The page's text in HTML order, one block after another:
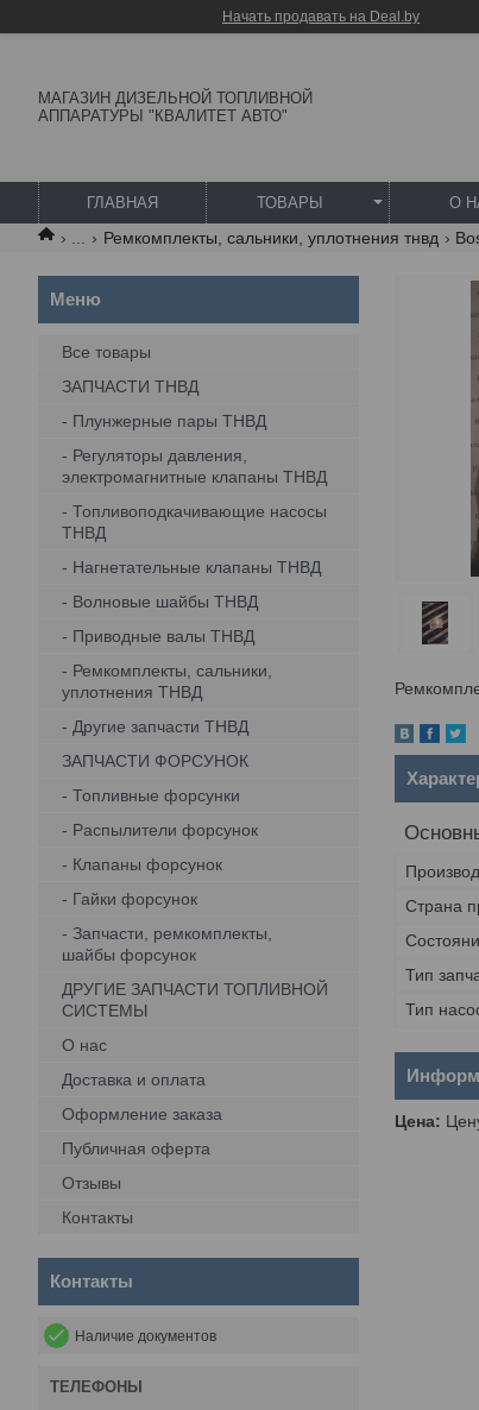
Начать продавать на Deal.by
МАГАЗИН ДИЗЕЛЬНОЙ ТОПЛИВНОЙ
АППАРАТУРЫ "КВАЛИТЕТ АВТО"
ГЛАВНАЯ ТОВАРЫ О
Ремкомплекты, сальники, уплотнения тнвд
Страна
Тип
Тип
Цена:
Все товары
ЗАПЧАСТИ ТНВД
- Плунжерные пары ТНВД
- Регуляторы давления,
электромагнитные клапаны ТНВД
- Топливоподкачивающие насосы
ТНВД
- Нагнетательные клапаны ТНВД
- Волновые шайбы ТНВД
- Приводные валы ТНВД
- Ремкомплекты, сальники,
уплотнения ТНВД
- Другие запчасти ТНВД
ЗАПЧАСТИ ФОРСУНОК
- Топливные форсунки
- Распылители форсунок
- Клапаны форсунок
- Гайки форсунок
- Запчасти, ремкомплекты,
шайбы форсунок
ДРУГИЕ ЗАПЧАСТИ ТОПЛИВНОЙ
СИСТЕМЫ
О нас
Доставка и оплата
Оформление заказа
Публичная оферта
Отзывы
Контакты
Контакты
Наличие документов